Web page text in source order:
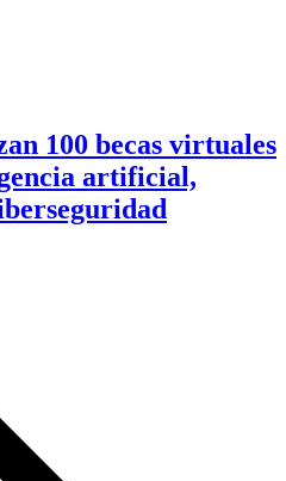
100 becas virtuales
artificial,